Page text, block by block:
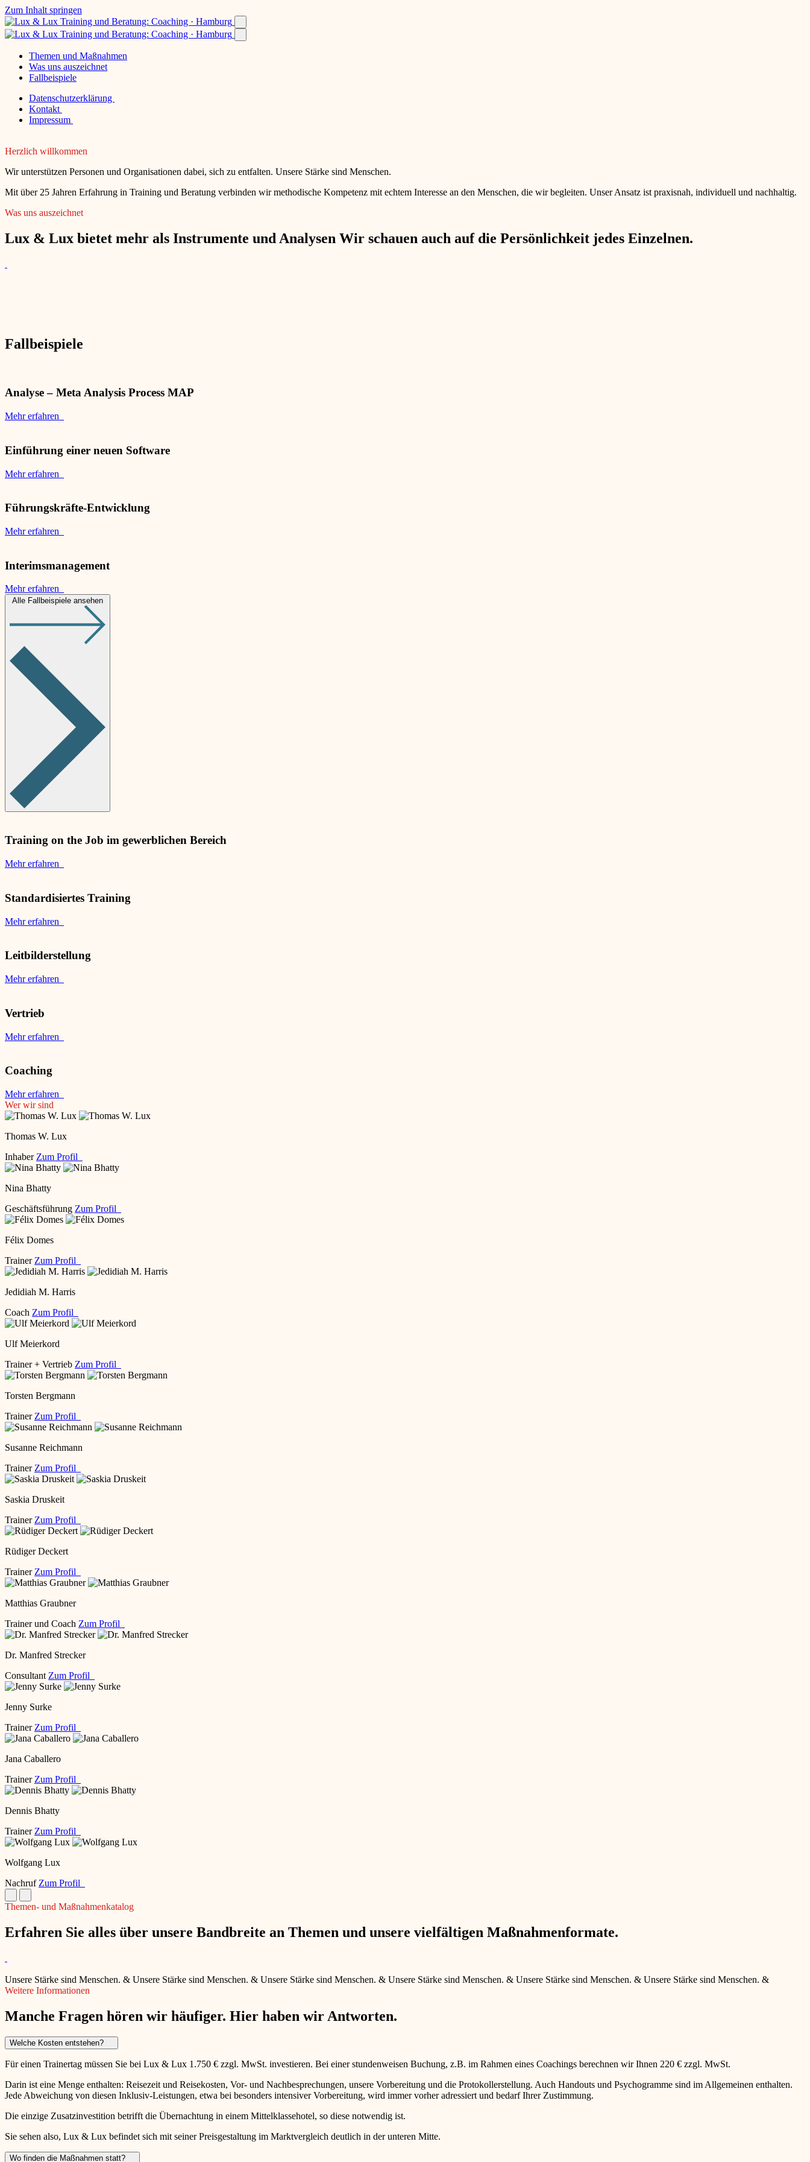
Zum Inhalt springen
Themen und Maßnahmen
Was uns auszeichnet
Fallbeispiele
Datenschutzerklärung
Kontakt
Impressum
Herzlich willkommen
Wir unterstützen Personen und Organisationen dabei, sich zu entfalten. Unsere Stärke sind Menschen.
Mit über 25 Jahren Erfahrung in Training und Beratung verbinden wir methodische Kompetenz mit echtem Interesse an den Menschen, die wir begleiten. Unser Ansatz ist praxisnah, individuell und nachhaltig.
Was uns auszeichnet
Lux & Lux bietet mehr als Instrumente und Analysen Wir schauen auch auf die Persönlichkeit jedes Einzelnen.
Fallbeispiele
Analyse – Meta Analysis Process MAP
Mehr erfahren
Einführung einer neuen Software
Mehr erfahren
Führungskräfte-Entwicklung
Mehr erfahren
Interimsmanagement
Mehr erfahren
Alle Fallbeispiele ansehen
Training on the Job im gewerblichen Bereich
Mehr erfahren
Standardisiertes Training
Mehr erfahren
Leitbilderstellung
Mehr erfahren
Vertrieb
Mehr erfahren
Coaching
Mehr erfahren
Wer wir sind
Thomas W. Lux
Inhaber Zum Profil
Nina Bhatty
Geschäftsführung Zum Profil
Félix Domes
Trainer Zum Profil
Jedidiah M. Harris
Coach Zum Profil
Ulf Meierkord
Trainer + Vertrieb Zum Profil
Torsten Bergmann
Trainer Zum Profil
Susanne Reichmann
Trainer Zum Profil
Saskia Druskeit
Trainer Zum Profil
Rüdiger Deckert
Trainer Zum Profil
Matthias Graubner
Trainer und Coach Zum Profil
Dr. Manfred Strecker
Consultant Zum Profil
Jenny Surke
Trainer Zum Profil
Jana Caballero
Trainer Zum Profil
Dennis Bhatty
Trainer Zum Profil
Wolfgang Lux
Nachruf Zum Profil
Themen- und Maßnahmenkatalog
Erfahren Sie alles über unsere Bandbreite an Themen und unsere vielfältigen Maßnahmenformate.
Unsere Stärke sind Menschen. & Unsere Stärke sind Menschen. & Unsere Stärke sind Menschen. & Unsere Stärke sind Menschen. & Unsere Stärke sind Menschen. & Unsere Stärke sind Menschen. &
Weitere Informationen
Manche Fragen hören wir häufiger. Hier haben wir Antworten.
Welche Kosten entstehen?
Für einen Trainertag müssen Sie bei Lux & Lux 1.750 € zzgl. MwSt. investieren. Bei einer stundenweisen Buchung, z.B. im Rahmen eines Coachings berechnen wir Ihnen 220 € zzgl. MwSt.
Darin ist eine Menge enthalten: Reisezeit und Reisekosten, Vor- und Nachbesprechungen, unsere Vorbereitung und die Protokollerstellung. Auch Handouts und Psychogramme sind im Allgemeinen enthalten.
Jede Abweichung von diesen Inklusiv-Leistungen, etwa bei besonders intensiver Vorbereitung, wird immer vorher adressiert und bedarf Ihrer Zustimmung.
Die einzige Zusatzinvestition betrifft die Übernachtung in einem Mittelklassehotel, so diese notwendig ist.
Sie sehen also, Lux & Lux befindet sich mit seiner Preisgestaltung im Marktvergleich deutlich in der unteren Mitte.
Wo finden die Maßnahmen statt?